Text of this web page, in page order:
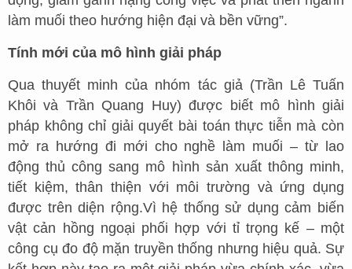
làm muối theo hướng hiện đại và bền vững”.
Tính mới của mô hình giải pháp
Qua thuyết minh của nhóm tác giả (Trần Lê Tuấn
Khôi và Trần Quang Huy) được biết mô hình giải
pháp không chỉ giải quyết bài toán thực tiễn mà còn
mở ra hướng đi mới cho nghề làm muối – từ lao
động thủ công sang mô hình sản xuất thông minh,
tiết kiệm, thân thiện với môi trường và ứng dụng
được trên diện rộng.Vì hệ thống sử dụng cảm biến
vật cản hồng ngoại phối hợp với tỉ trọng kế – một
công cụ đo độ mặn truyền thống nhưng hiệu quả. Sự